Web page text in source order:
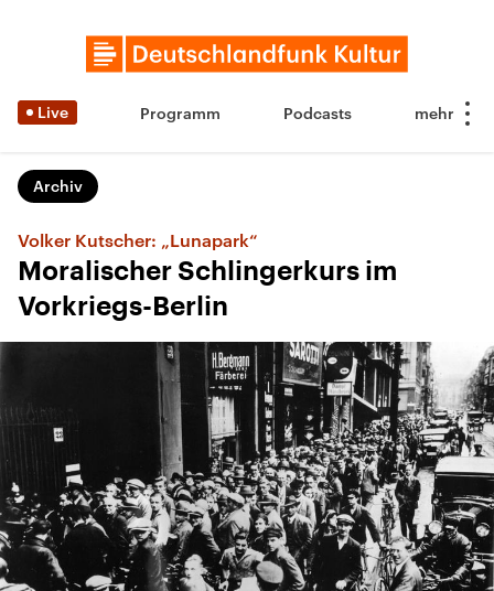
Live Programm Podcasts
Archiv
Volker Kutscher: „Lunapark“
Moralischer Schlingerkurs im
Vorkriegs-Berlin